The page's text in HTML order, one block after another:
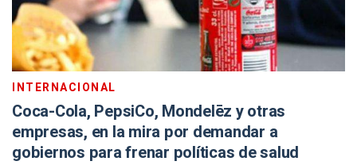
INTERNACIONAL
Coca-Cola, PepsiCo, Mondelēz y otras
empresas, en la mira por demandar a
gobiernos para frenar políticas de salud